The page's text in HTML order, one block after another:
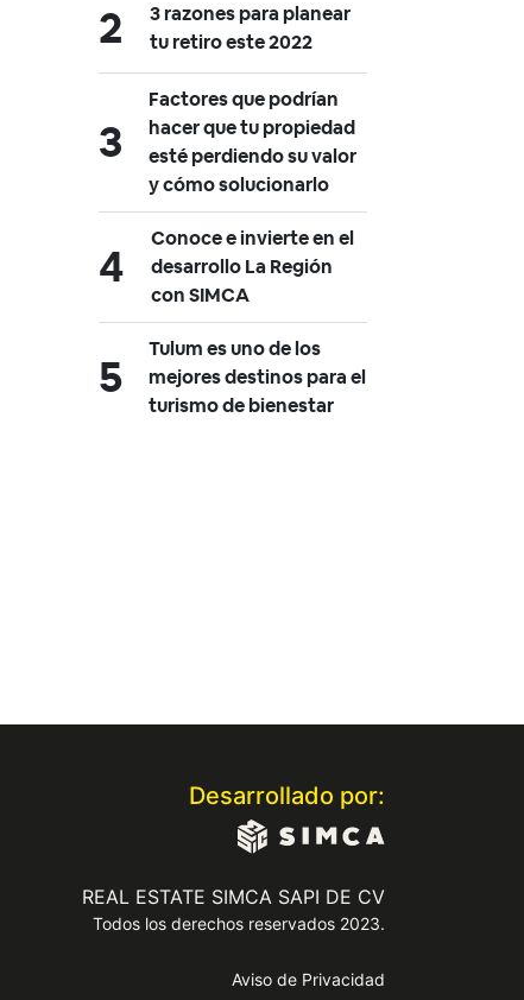
3 razones para planear
tu retiro este 2022
Factores que podrían
hacer que tu propiedad
esté perdiendo su valor
y cómo solucionarlo
Conoce e invierte en el
desarrollo La Región
con SIMCA
Tulum es uno de los
mejores destinos para el
turismo de bienestar
Desarrollado por:
REAL ESTATE SIMCA SAPI DE CV
Todos los derechos reservados 2023.
Aviso de Privacidad